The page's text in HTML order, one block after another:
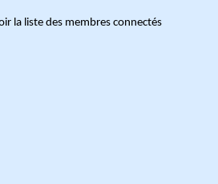
la liste des membres connectés